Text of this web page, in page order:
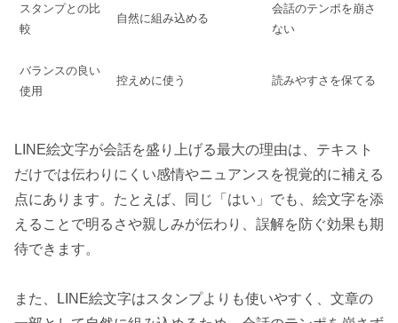
スタンプとの比
較
自然に組み込める
会話のテンポを崩さ
ない
バランスの良い
使用
控えめに使う 読みやすさを保てる
LINE絵文字が会話を盛り上げる最大の理由は、テキスト
だけでは伝わりにくい感情やニュアンスを視覚的に補える
点にあります。たとえば、同じ「はい」でも、絵文字を添
えることで明るさや親しみが伝わり、誤解を防ぐ効果も期
待できます。
また、LINE絵文字はスタンプよりも使いやすく、文章の